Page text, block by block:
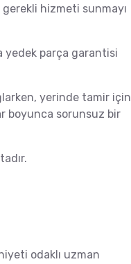
hizmeti sunmayı
yedek parça garantisi
yerinde tamir için
boyunca sorunsuz bir
odaklı uzman